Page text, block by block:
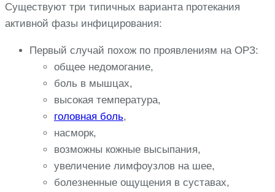
Существуют три типичных варианта протекания
активной фазы инфицирования:
Первый случай похож по проявлениям на ОРЗ:
общее недомогание,
боль в мышцах,
высокая температура,
головная боль,
насморк,
возможны кожные высыпания,
увеличение лимфоузлов на шее,
болезненные ощущения в суставах,